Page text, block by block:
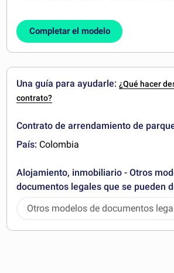
Completar el modelo
Una guía para ayudarle:¿Qué hacer
contrato?
Contrato de arrendamiento de
País: Colombia
Alojamiento, inmobiliario - Otros
documentos legales que se pueden
Otros modelos de documentos
pueden descargar